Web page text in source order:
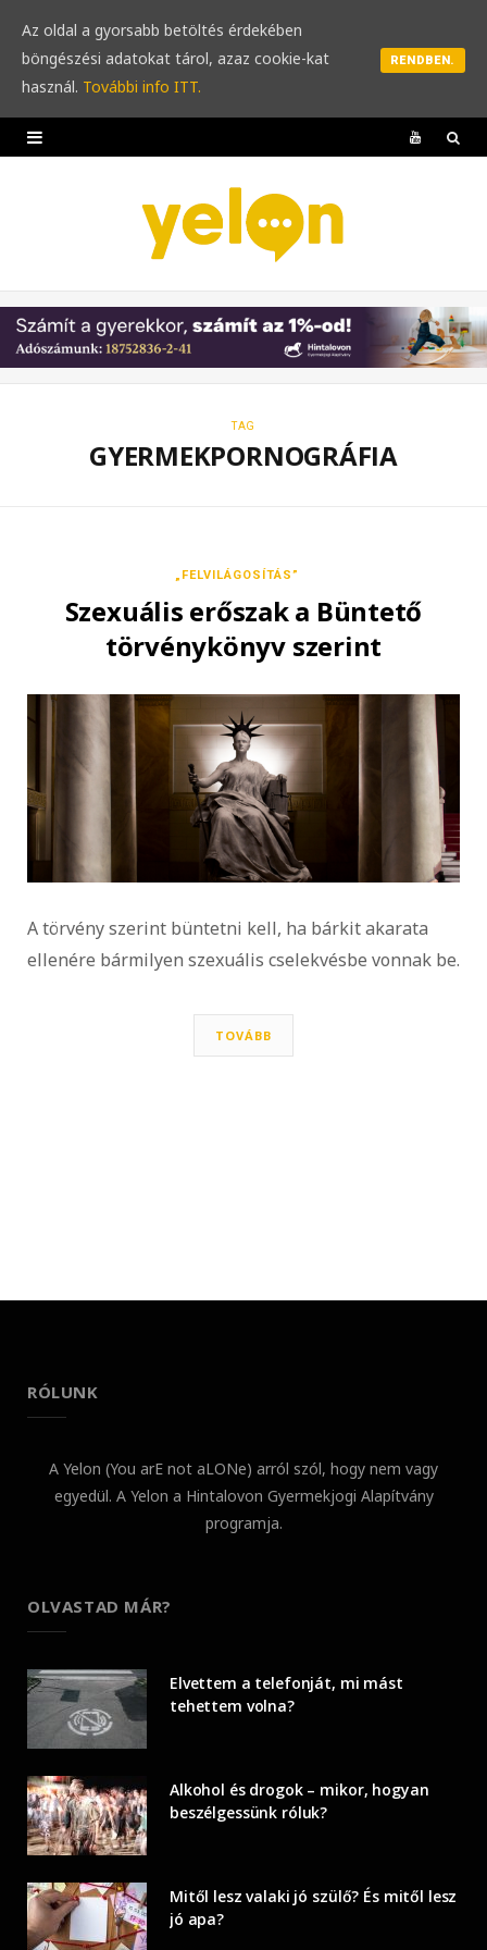
Y
u
b
e
TAG
GYERMEKPORNOGRÁFIA
„FELVILÁGOSÍTÁS”
Szexuális erőszak a Büntető
törvénykönyv szerint
A törvény szerint büntetni kell, ha bárkit akarata
ellenére bármilyen szexuális cselekvésbe vonnak be.
TOVÁBB
RÓLUNK
A Yelon (You arE not aLONe) arról szól, hogy nem vagy
egyedül. A Yelon a Hintalovon Gyermekjogi Alapítvány
programja.
OLVASTAD MÁR?
Elvettem a telefonját, mi mást
tehettem volna?
Alkohol és drogok – mikor, hogyan
beszélgessünk róluk?
Mitől lesz valaki jó szülő? És mitől lesz
jó apa?
Az oldal a gyorsabb betöltés érdekében
böngészési adatokat tárol, azaz cookie-kat
használ. További info ITT.
RENDBEN.